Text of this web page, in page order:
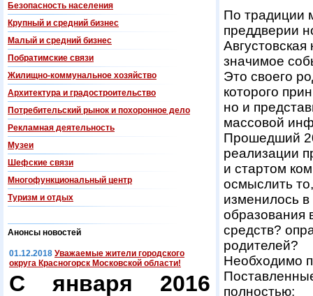
Безопасность населения
Крупный и средний бизнес
Малый и средний бизнес
Побратимские связи
Жилищно-коммунальное хозяйство
Архитектура и градостроительство
Потребительский рынок и похоронное дело
Рекламная деятельность
Музеи
Шефские связи
Многофункциональный центр
Туризм и отдых
Анонсы новостей
01.12.2018 Уважаемые жители городского
округа Красногорск Московской области!
С января 2016
По традиции
преддверии
значимое
Это своего
которого
но и
массовой
Прошедший
реализации
и стартом
осмыслить
изменилось
образования
средств?
родителей?
Необходимо
полностью: